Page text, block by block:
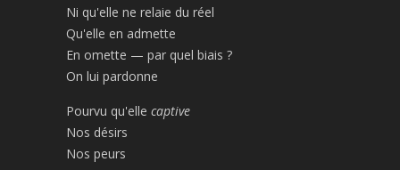
Ni qu'elle ne relaie du réel
Qu'elle en admette
En omette — par quel biais ?
On lui pardonne
Pourvu qu'elle captive
Nos désirs
Nos peurs